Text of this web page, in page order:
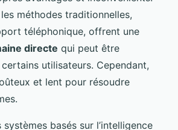
les méthodes traditionnelles,
téléphonique, offrent une
directe qui peut être
utilisateurs. Cependant,
et lent pour résoudre
systèmes basés sur l’intelligence